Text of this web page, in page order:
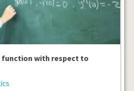
with respect to